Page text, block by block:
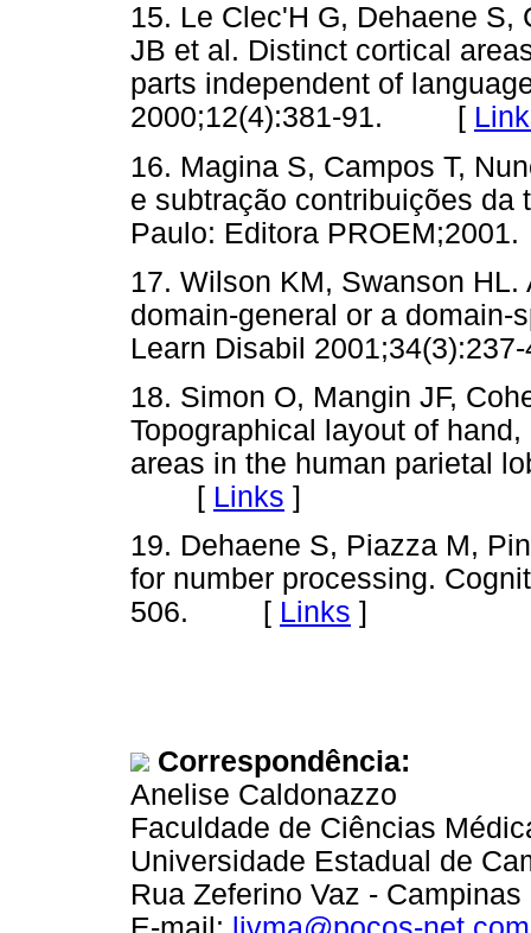
15. Le Clec'H G, Dehaene S,
JB et al. Distinct cortical
parts independent of
2000;12(4):381-91. [
16. Magina S, Campos T,
e subtração contribuições da
Paulo: Editora
17. Wilson KM, Swanson
domain-general or a
Learn Disabil
18. Simon O, Mangin JF,
Topographical layout of
areas in the human parietal
[ Links ]
19. Dehaene S, Piazza M,
for number processing.
506. [ Links ]
Correspondência:
Anelise Caldonazzo
Faculdade de Ciências
Universidade Estadual de
Rua Zeferino Vaz - Campinas